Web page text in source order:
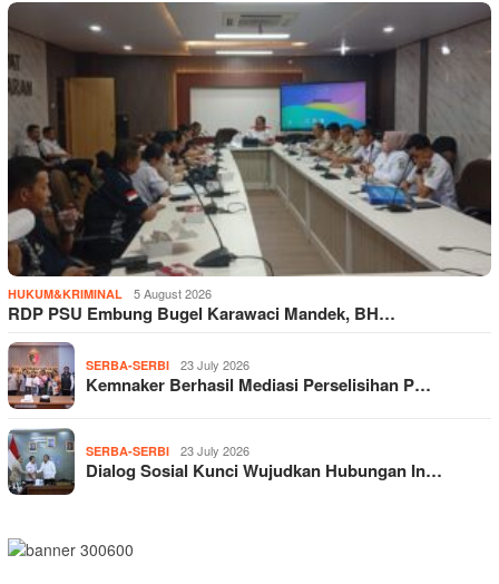
HUKUM&KRIMINAL 5 August 2026
RDP PSU Embung Bugel Karawaci Mandek, BH…
SERBA-SERBI 23 July 2026
Kemnaker Berhasil Mediasi Perselisihan P…
SERBA-SERBI 23 July 2026
Dialog Sosial Kunci Wujudkan Hubungan In…